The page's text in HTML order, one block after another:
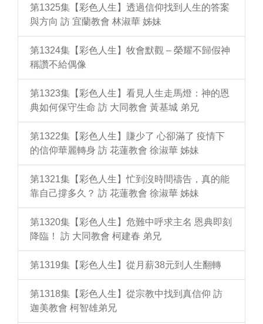
第1325集【彩色人生】透過信仰找到人生的答案
與方向 訪 宜蘭教會 林淑華 姊妹
第1324集【彩色人生】牧會默觀 – 榮耀不歸假神
稱讚不給偶像
第1323集【彩色人生】看見人生走馬燈：神的恩
典如何保守生命 訪 大同教會 黃基城 弟兄
第1322集【彩色人生】賺少了 心卻滿了 疫情下
的信仰華麗轉身 訪 花蓮教會 徐淑華 姊妹
第1321集【彩色人生】忙到沒時間禱告，真的能
靠自己撐多久？ 訪 花蓮教會 徐淑華 姊妹
第1320集【彩色人生】危難中呼求主名 恩典即刻
降臨！ 訪 大同教會 柯建春 弟兄
第1319集【彩色人生】從月薪38元到人生翻轉
第1318集【彩色人生】從宗教中找到真信仰 訪
迦美教會 柯智雄弟兄